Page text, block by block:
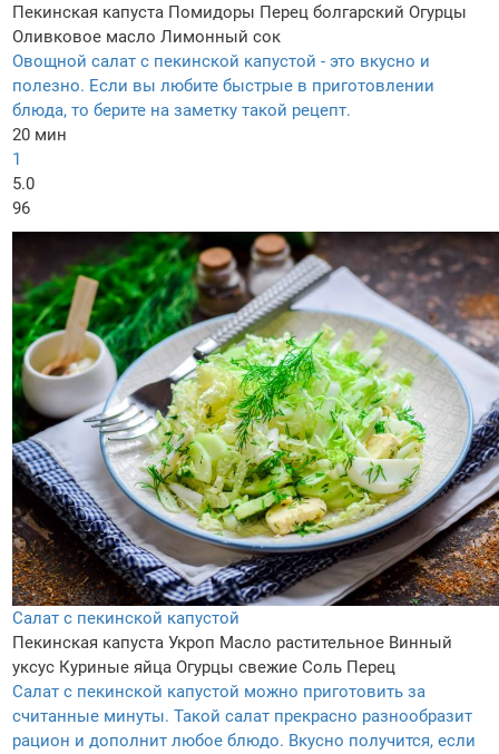
Пекинская капуста Помидоры Перец болгарский Огурцы
Оливковое масло Лимонный сок
Овощной салат с пекинской капустой - это вкусно и
полезно. Если вы любите быстрые в приготовлении
блюда, то берите на заметку такой рецепт.
20 мин
1
5.0
96
Салат с пекинской капустой
Пекинская капуста Укроп Масло растительное Винный
уксус Куриные яйца Огурцы свежие Соль Перец
Салат с пекинской капустой можно приготовить за
считанные минуты. Такой салат прекрасно разнообразит
рацион и дополнит любое блюдо. Вкусно получится, если